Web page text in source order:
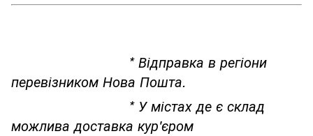
* Відправка в регіони
перевізником Нова Пошта.
* У містах де є склад
можлива доставка кур'єром